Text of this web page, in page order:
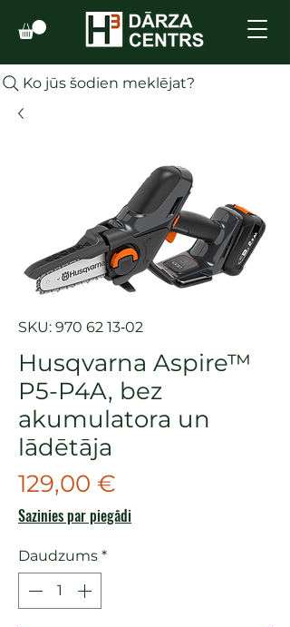
Ko jūs šodien meklējat?
SKU: 970 62 13‑02
Husqvarna Aspire™
P5-P4A, bez
akumulatora un
lādētāja
129,00 €
Sazinies par piegādi
Daudzums *